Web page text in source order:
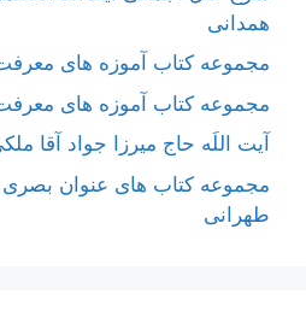
همدانی
مجموعه کتاب آموزه های
مجموعه کتاب آموزه های
آیت اللَه حاج میرزا جواد آقا
مجموعه کتاب های عنوان
طهرانی